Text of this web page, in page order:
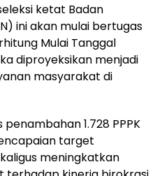
ketat Badan
ini akan mulai bertugas
Mulai Tanggal
diproyeksikan menjadi
masyarakat di
1.728 PPPK
target
meningkatkan